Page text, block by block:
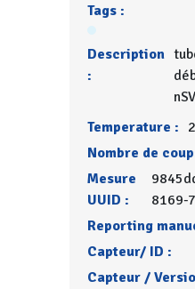
Tags :
Description
:
Temperature :
Nombre de
Mesure
UUID :
8169-
Reporting
Capteur/ ID :
Capteur /